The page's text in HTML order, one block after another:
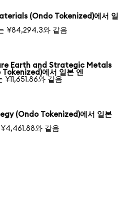
(Ondo Tokenized)에서 일
¥84,294.3와 같음
Earth and Strategic Metals
Tokenized)에서 일본 엔
¥11,651.86와 같음
(Ondo Tokenized)에서 일본
와 같음